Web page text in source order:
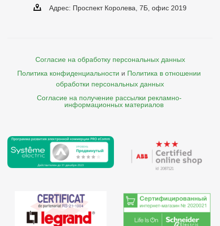
Адрес: Проспект Королева, 7Б, офис 2019
Согласие на обработку персональных данных
Политика конфиденциальности и Политика в отношении
обработки персональных данных
Согласие на получение рассылки рекламно-
    информационных материалов